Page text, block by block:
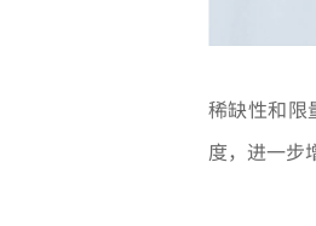
稀缺性和限
度，进一步